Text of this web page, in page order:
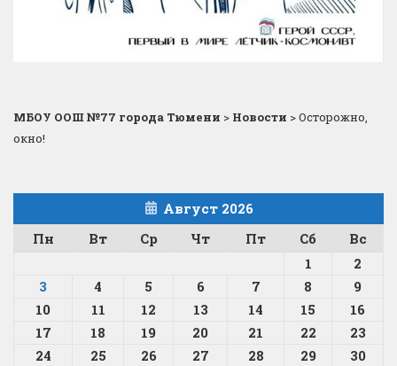
МБОУ ООШ №77 города Тюмени > Новости >Осторожно,
окно!
Август 2026
Пн
Вт Ср Чт Пт Сб
Вс
1
2
3
4 5 6 7 8
9
10
11 12 13 14 15
16
17
18 19 20 21 22
23
24
25 26 27 28 29
30